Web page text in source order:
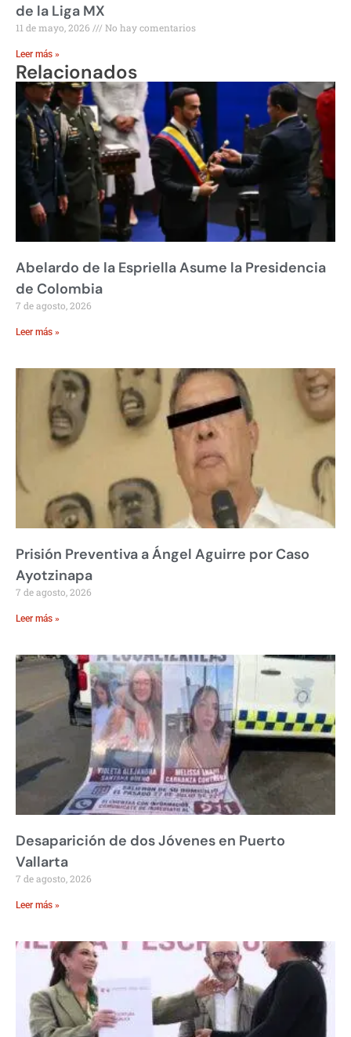
de la Liga MX
11 de mayo, 2026 No hay comentarios
Leer más »
Relacionados
Abelardo de la Espriella Asume la Presidencia
de Colombia
7 de agosto, 2026
Leer más »
Prisión Preventiva a Ángel Aguirre por Caso
Ayotzinapa
7 de agosto, 2026
Leer más »
Desaparición de dos Jóvenes en Puerto
Vallarta
7 de agosto, 2026
Leer más »